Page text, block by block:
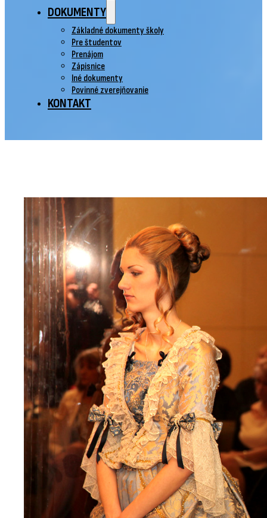
DOKUMENTY
Základné dokumenty školy
Pre študentov
Prenájom
Zápisnice
Iné dokumenty
Povinné zverejňovanie
KONTAKT